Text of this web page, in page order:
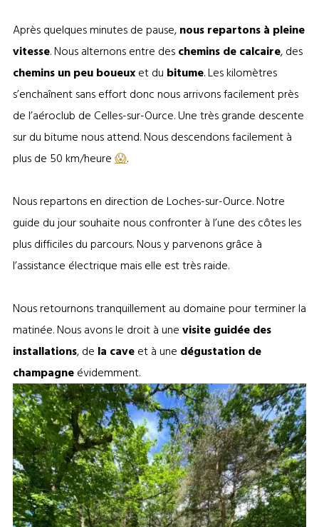
Après quelques minutes de pause,nous repartons à pleine
vitesse. Nous alternons entre deschemins de calcaire, des
chemins un peu boueuxet du bitume. Les kilomètres
s’enchaînent sans effort donc nous arrivons facilement près
de l’aéroclub de Celles-sur-Ource. Une très grande descente
sur du bitume nous attend. Nous descendons facilement à
plus de 50 km/heure😱.
Nous repartons en direction de Loches-sur-Ource. Notre
guide du jour souhaite nous confronter à l’une des côtes les
plus difficiles du parcours. Nous y parvenons grâce à
l’assistance électrique mais elle est très raide.
Nous retournons tranquillement au domaine pour terminer la
matinée. Nous avons le droit à unevisite guidée des
installations, de la caveet à une dégustation de
champagneévidemment.